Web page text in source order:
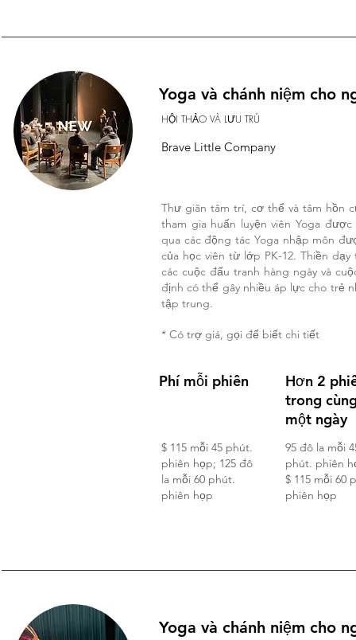
Yoga và chánh niệm cho
HỘI THẢO VÀ LƯU TRÚ
Brave Little Company
Thư giãn tâm trí, cơ thể và tâm hồn
tham gia huấn luyện viên Yoga
qua các động tác Yoga nhập môn
của học viên từ lớp PK-12. Thiền
các cuộc đấu tranh hàng ngày và
định có thể gây nhiều áp lực cho trẻ
tập trung.
* Có trợ giá, gọi để biết chi tiết
Phí mỗi phiên
$ 115 mỗi 45 phút.
phiên họp; 125 đô
la mỗi 60 phút.
phiên họp
Hơn 2
trong
một ngày
95 đô la mỗi
phút. phiên
$ 115 mỗi 60
phiên họp
Yoga và chánh niệm cho